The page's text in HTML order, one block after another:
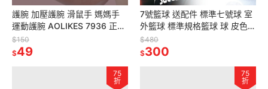
護腕 加壓護腕 滑鼠手 媽媽手
運動護腕 AOLIKES 7936 正公
$150
$49
7號籃球 送配件 標準七號球 室
外籃球 標準規格籃球 球 皮色籃
球 7號深溝刻字籃球 成功
S40170B
$480
$300
75
折
75
折